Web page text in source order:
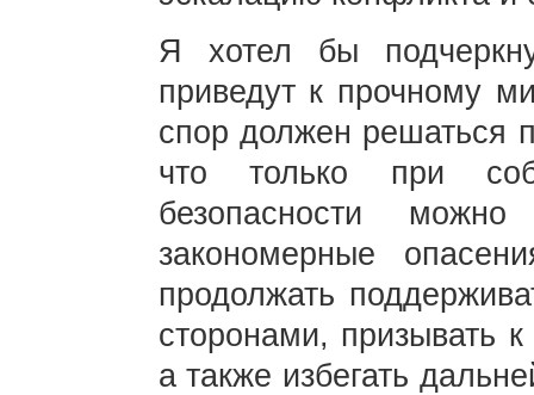
Я хотел бы
приведут к прочному
спор должен решаться
что только при
безопасности
закономерные
продолжать
сторонами, призывать
а также избегать